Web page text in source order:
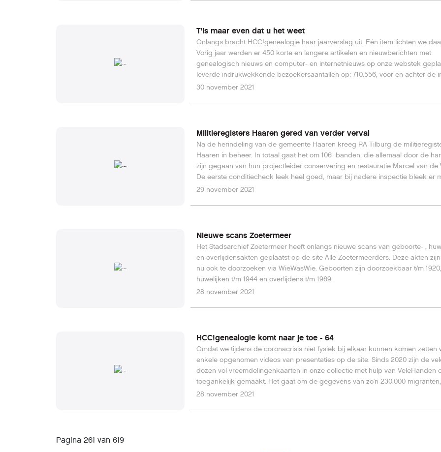
T'is maar even dat u het weet
Onlangs bracht HCC!genealogie haar jaarverslag uit. Eén item lichten we
Vorig jaar werden er 450 korte en langere artikelen en nieuwberichten met
genealogisch nieuws en computer- en internetnieuws op onze webstek
leverde indrukwekkende bezoekersaantallen op: 710.556, voor en achter de
30 november 2021
Militieregisters Haaren gered van verder verval
Na de herindeling van de gemeente Haaren kreeg RA Tilburg de
Haaren in beheer. In totaal gaat het om 106 banden, die allemaal door de
zijn gegaan van hun projectleider conservering en restauratie Marcel van de
De eerste conditiecheck leek heel goed, maar bij nadere inspectie bleek er
aan de hand dan aan de buitenkant was te zien.Lees hier verder over de
29 november 2021
Nieuwe scans Zoetermeer
Het Stadsarchief Zoetermeer heeft onlangs nieuwe scans van geboorte- ,
en overlijdensakten geplaatst op de site Alle Zoetermeerders. Deze akten
nu ook te doorzoeken via WieWasWie. Geboorten zijn doorzoekbaar t/m 1920,
28 november 2021
HCC!genealogie komt naar je toe - 64
Omdat we tijdens de coronacrisis niet fysiek bij elkaar kunnen komen zetten
enkele opgenomen videos van presentaties op de site. Sinds 2020 zijn de
dozen vol vreemdelingenkaarten in onze collectie met hulp van VeleHanden
toegankelijk gemaakt. Het gaat om de gegevens van zo'n 230.000
periode 1920-1970. De kaart die u als openingsbeeld ziet is van Audrey
28 november 2021
Pagina 261 van 619